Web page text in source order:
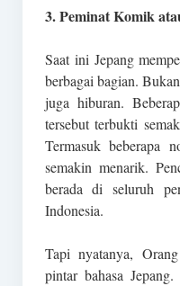
3. Peminat Komik
Saat ini Jepang
berbagai bagian.
juga hiburan.
tersebut terbukti
Termasuk beberapa
semakin menarik.
berada di seluruh
Indonesia.
Tapi nyatanya,
pintar bahasa